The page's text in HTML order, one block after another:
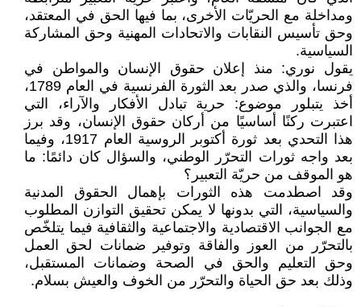
ومداخلة مع الحريّات الأخرى، بما فيها الحق في المعتقد،
وحق تأسيس النقابات والاتحادات المهنية وحق المشاركة
السياسية.
يقول نوري: منذ إعلان حقوق الإنسان والمواطن في
فرنسا، والذي صدر بعد الثورة الفرنسية في العام 1789،
أخذ يتبلور موضوع: حرية تبادل الأفكار والآراء، التي
اعتبرت ركنًا أساسيًا من أركان حقوق الإنسان، وقد برز
هذا التحدي بعد ثورة أكتوبر الروسية العام 1917، وفيما
بعد واجه ثورات التحرّر الوطني، والسؤال كان دائمًا: ما
هو الموقف من حريّة التعبير؟
وقد اصطدمت هذه الثورات بإهمال الحقوق المدنية
والسياسية، التي بدونها لا يمكن تحقيق التوازن المطلوب
مع الجوانب الاقتصادية والاجتماعية والثقافية فيما يتلخّص
بالتحرّر من العوز والفاقة وتوفير ضمانات لحق العمل
وحق التعليم والحق في الصحة وضمانات المستقبل،
وذلك بعد حق الحياة والتحرّر من الخوف والعيش بسلام.